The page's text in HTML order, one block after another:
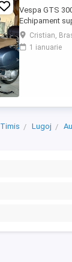
Vespa GTS
Echipament
Faco (montat
Classic;
suspensie fata
Cristian,
1 ianuarie
Timis Lugoj